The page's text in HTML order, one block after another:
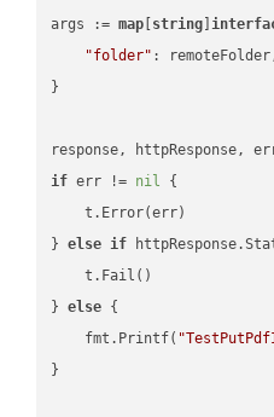
args := map string ]
"folder" :
}
if err != nil {
    t.Error(err)
} else if
    t.Fail()
} else {
    fmt.Printf(
}